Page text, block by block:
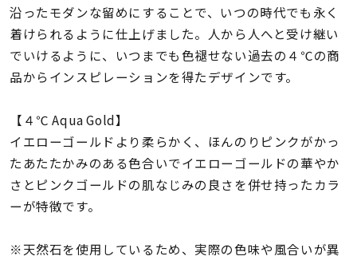
レディース
リングサイズ
～
リングサイズ
価格 ¥0
在庫 在庫ありのみ すべて表示
沿ったモダンな留めにすることで、いつの時代でも永く
着けられるように仕上げました。人から人へと受け継い
でいけるように、いつまでも色褪せない過去の４℃の商
品からインスピレーションを得たデザインです。
【４℃ Aqua Gold】
イエローゴールドより柔らかく、ほんのりピンクがかっ
たあたたかみのある色合いでイエローゴールドの華やか
さとピンクゴールドの肌なじみの良さを併せ持ったカラ
ーが特徴です。
※天然石を使用しているため、実際の色味や風合いが異